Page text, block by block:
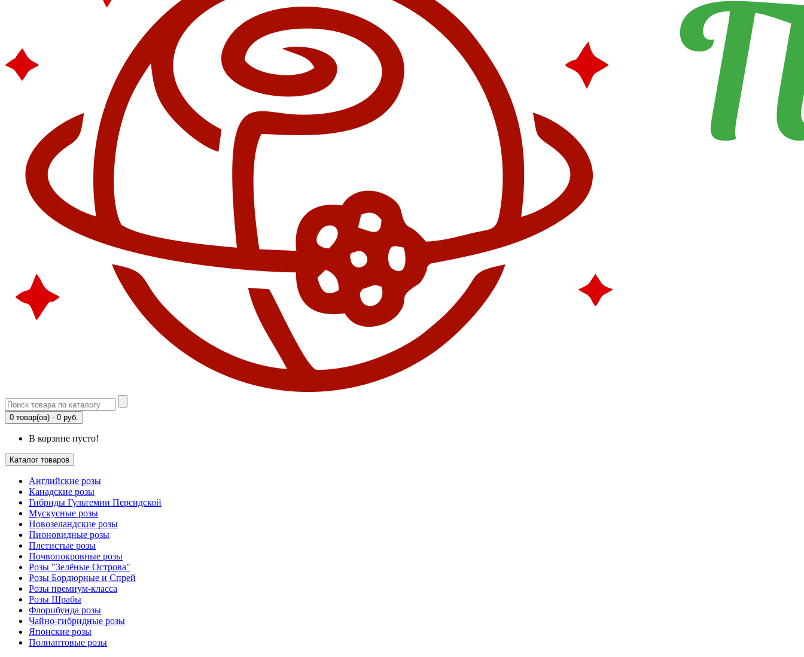
0 товар(ов) - 0 руб.
В корзине пусто!
Каталог товаров
Английские розы
Канадские розы
Гибриды Гультемии Персидской
Мускусные розы
Новозеландские розы
Пионовидные розы
Плетистые розы
Почвопокровные розы
Розы "Зелёные Острова"
Розы Бордюрные и Спрей
Розы премиум-класса
Розы Шрабы
Флорибунда розы
Чайно-гибридные розы
Японские розы
Полиантовые розы